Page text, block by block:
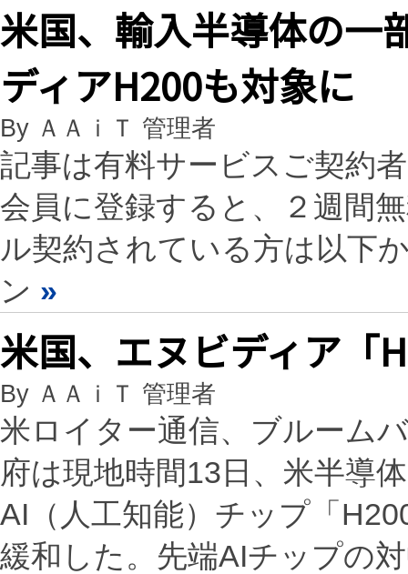
米国、輸入半導体の
ディアH200も対象に
By ＡＡｉＴ 管理者
記事は有料サービスご契約
会員に登録すると、２週間
ル契約されている方は以下
ン »
米国、エヌビディア「
By ＡＡｉＴ 管理者
米ロイター通信、ブルーム
府は現地時間13日、米半導
AI（人工知能）チップ「
緩和した。先端AIチップの